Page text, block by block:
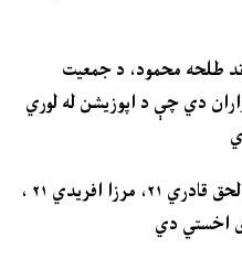
طلحه محمود، د جمعیت
دي چې د اپوزیشن له لوري
د غیررسمي پایلو له مخې ډاکټر نورالحق قادري ۲۱، مرزا افریدي ۲۱ ،